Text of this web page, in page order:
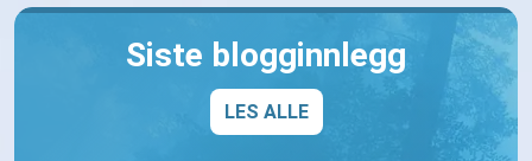
Siste blogginnlegg
LES ALLE